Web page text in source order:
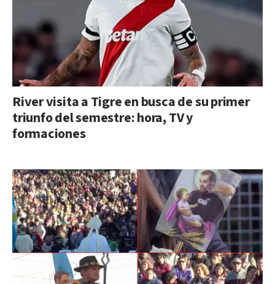
River visita a Tigre en busca de su primer
triunfo del semestre: hora, TV y
formaciones